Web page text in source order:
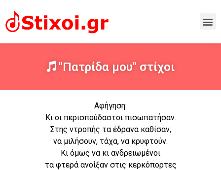
"Πατρίδα μου" στίχοι
Αφήγηση:
Κι οι περισπούδαστοι πισωπατήσαν.
Στης ντροπής τα έδρανα καθίσαν,
να μιλήσουν, τάχα, να κρυφτούν.
Κι όμως να κι ανδρειωμένοι
τα φτερά ανοίξαν στις κερκόπορτες